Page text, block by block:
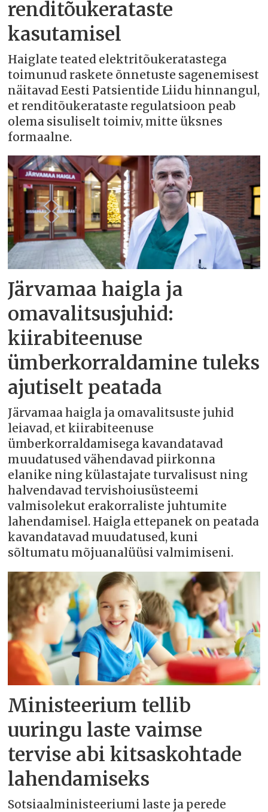
renditõukerataste
kasutamisel
Haiglate teated elektritõukeratastega
toimunud raskete õnnetuste sagenemisest
näitavad Eesti Patsientide Liidu hinnangul,
et renditõukerataste regulatsioon peab
olema sisuliselt toimiv, mitte üksnes
formaalne.
Järvamaa haigla ja
omavalitsusjuhid:
kiirabiteenuse
ümberkorraldamine tuleks
ajutiselt peatada
Järvamaa haigla ja omavalitsuste juhid
leiavad, et kiirabiteenuse
ümberkorraldamisega kavandatavad
muudatused vähendavad piirkonna
elanike ning külastajate turvalisust ning
halvendavad tervishoiusüsteemi
valmisolekut erakorraliste juhtumite
lahendamisel. Haigla ettepanek on peatada
kavandatavad muudatused, kuni
sõltumatu mõjuanalüüsi valmimiseni.
Ministeerium tellib
uuringu laste vaimse
tervise abi kitsaskohtade
lahendamiseks
Sotsiaalministeeriumi laste ja perede